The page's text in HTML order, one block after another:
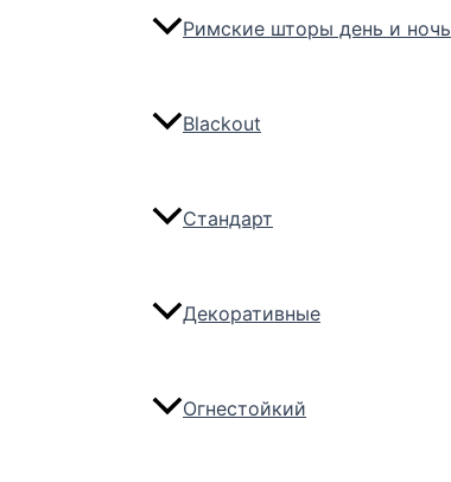
Римские шторы день и ночь
Blackout
Стандарт
Декоративные
Огнестойкий